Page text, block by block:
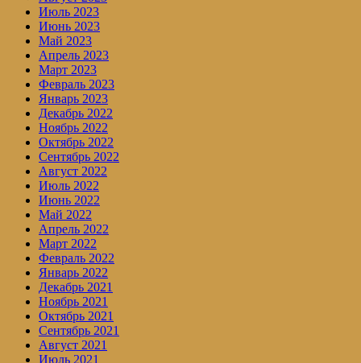
Июль 2023
Июнь 2023
Май 2023
Апрель 2023
Март 2023
Февраль 2023
Январь 2023
Декабрь 2022
Ноябрь 2022
Октябрь 2022
Сентябрь 2022
Август 2022
Июль 2022
Июнь 2022
Май 2022
Апрель 2022
Март 2022
Февраль 2022
Январь 2022
Декабрь 2021
Ноябрь 2021
Октябрь 2021
Сентябрь 2021
Август 2021
Июль 2021